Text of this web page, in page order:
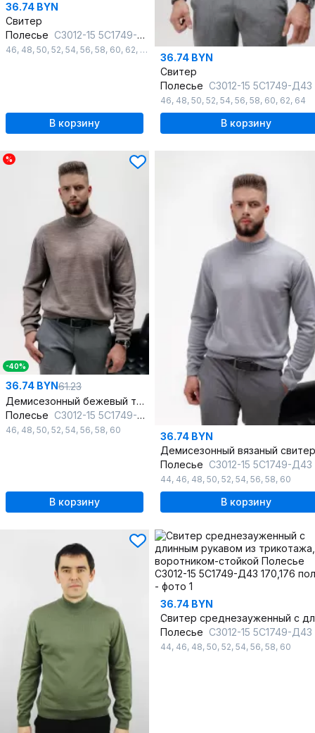
36.74 BYN
Свитер
Полесье С3012-15 5С1749-Д43 182,188 изысканный_кофейный
46, 48, 50, 52, 54, 56, 58, 60, 62, 64
В корзину
36.74 BYN
Свитер
Полесье С3012-15 5С1749-Д43 182,188
46, 48, 50, 52, 54, 56, 58, 60, 62, 64
В корзину
%
-40%
36.74 BYN61.23
Демисезонный бежевый трикотажный свитер с длинным рукавом
Полесье С3012-15 5С1749-Д43 170,176 св.дюна
46, 48, 50, 52, 54, 56, 58, 60
В корзину
36.74 BYN
Полесье С3012-15 5С1749-Д43 170,176
44, 46, 48, 50, 52, 54, 56, 58, 60
В корзину
36.74 BYN
Полесье С3012-15 5С1749-Д43 170,176
44, 46, 48, 50, 52, 54, 56, 58, 60